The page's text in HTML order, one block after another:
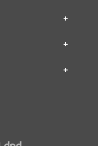
+
+
+